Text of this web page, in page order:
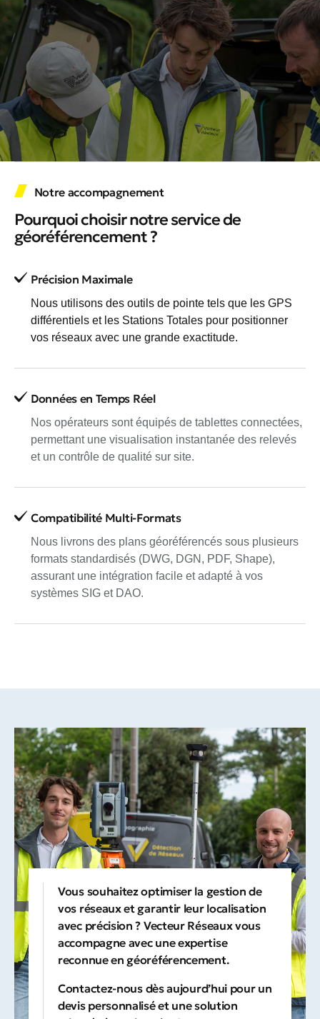
Notre accompagnement
Pourquoi choisir notre service de
géoréférencement ?
Précision Maximale
Nous utilisons des outils de pointe tels que les GPS
différentiels et les Stations Totales pour positionner
vos réseaux avec une grande exactitude.
Données en Temps Réel
Nos opérateurs sont équipés de tablettes connectées,
permettant une visualisation instantanée des relevés
et un contrôle de qualité sur site.
Compatibilité Multi-Formats
Nous livrons des plans géoréférencés sous plusieurs
formats standardisés (DWG, DGN, PDF, Shape),
assurant une intégration facile et adapté à vos
systèmes SIG et DAO.
Vous souhaitez optimiser la gestion de
vos réseaux et garantir leur localisation
avec précision ? Vecteur Réseaux vous
accompagne avec une expertise
reconnue en géoréférencement.
Contactez-nousdès aujourd’hui pour un
devis personnalisé et une solution